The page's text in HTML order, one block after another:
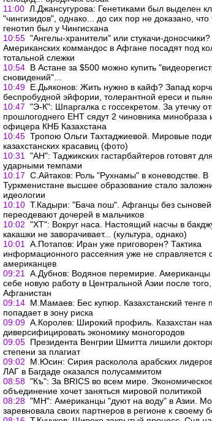
11:00 Л.Джансугурова: Генетиками был выделен
"чингизидов", однако... до сих пор не доказано, что
генотип был у Чингисхана
10:55 "Ангелы-хранители" или стукачи-доносчики?
Американских коммандос в Афгане посадят под
тотальной слежки
10:54 В Астане за $500 можно купить
сновидений"...
10:49 Е.Дьяконов: Жить нужно в кайф? Запад
беспробудной эйфории, толерантной ереси и
10:47 "Э-К": Шпаргалка с госсекретом. За утечку
прошлогоднего ЕНТ сядут 2 чиновника минобраза
офицера КНБ Казахстана
10:45 Тропою Ольги Тахтаджиевой. Мировые
казахстанских красавиц (фото)
10:31
"АН": Таджикских гастарбайтеров готовят
ударными темпами
10:17 С.Айтаков: Роль "Рухнамы" в коневодстве. В
Туркменистане высшее образование стало
идеологии
10:10 Т.Кадыри: "Бача пош". Афганцы без сыновей
переодевают дочерей в мальчиков
10:02 "ХТ": Вокруг наса. Настоящий насчы в
какашки не заворачивает... (культура, однако)
10:01
А.Потапов: Иран уже приговорен? Тактика
информационного рассеяния уже не справляется
американцев
09:21
А.Дубнов: Водяное перемирие.
себе новую работу в Центральной Азии после того,
Афганистан
09:14 М.Мамаев: Бес купюр. Казахстанский тенге
попадает в зону риска
09:09 А.Королев: Широкий профиль. Казахстан
диверсифицировать экономику моногородов
09:05 Президента Венгрии Шмитта лишили
степени за плагиат
09:02
М.Юсин: Сирия расколола арабских
ЛАГ в Багдаде оказался полусаммитом
08:58 "Къ": За BRICS во всем мире.
объединение хочет заняться мировой политикой
08:28 "МН": Американцы "дуют на воду" в Азии.
заревновала своих партнеров в регионе к своему